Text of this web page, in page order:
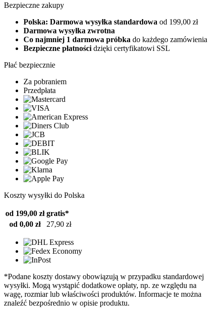
Bezpieczne zakupy
Polska: Darmowa wysyłka standardowa od 199,00 zł
Darmowa wysyłka zwrotna
Co najmniej 1 darmowa próbka do każdego zamówienia
Bezpieczne płatności dzięki certyfikatowi SSL
Płać bezpiecznie
Za pobraniem
Przedpłata
Koszty wysyłki do Polska
od 199,00 zł gratis*
od 0,00 zł
27,90 zł
*Podane koszty dostawy obowiązują w przypadku standardowej
wysyłki. Mogą wystąpić dodatkowe opłaty, np. ze względu na
wagę, rozmiar lub właściwości produktów. Informacje te można
znaleźć bezpośrednio w opisie produktu.